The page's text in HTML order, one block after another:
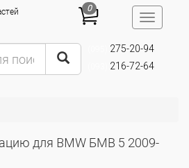
Toggle
0
275-20-94
216-72-64
для BMW БМВ 5 2009-